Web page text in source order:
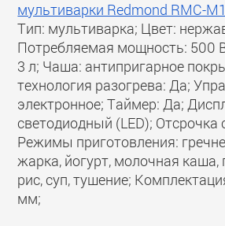
мультиварки Redmond RMC-
Тип: мультиварка; Цвет:
Потребляемая мощность: 500
3 л; Чаша: антипригарное
технология разогрева: Да;
электронное; Таймер: Да;
светодиодный (LED); Отсрочка
Режимы приготовления:
жарка, йогурт, молочная каша,
рис, суп, тушение;
мм;